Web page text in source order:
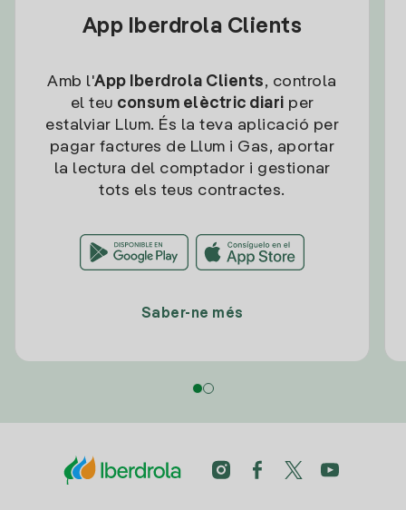
App Iberdrola Clients
Amb l'App Iberdrola Clients, controla
el teu consum elèctric diari per
estalviar Llum. És la teva aplicació per
pagar factures de Llum i Gas, aportar
la lectura del comptador i gestionar
tots els teus contractes.
Saber-ne més